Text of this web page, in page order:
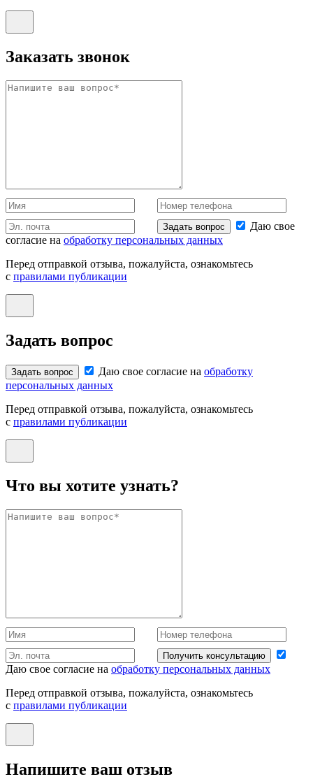
Заказать звонок
Задать вопрос
Даю свое
согласие на обработку персональных данных
Перед отправкой отзыва, пожалуйста, ознакомьтесь
с правилами публикации
Задать вопрос
Задать вопрос Даю свое согласие на обработку
персональных данных
Перед отправкой отзыва, пожалуйста, ознакомьтесь
с правилами публикации
Что вы хотите узнать?
Получить консультацию
Даю свое согласие на обработку персональных данных
Перед отправкой отзыва, пожалуйста, ознакомьтесь
с правилами публикации
Напишите ваш отзыв